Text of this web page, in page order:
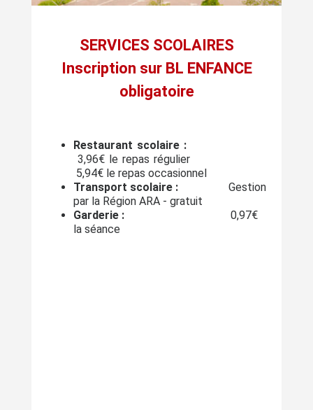
SERVICES SCOLAIRES
Inscription sur BL ENFANCE
obligatoire
Restaurant scolaire :
3,96€ le repas régulier
5,94€ le repas occasionnel
Transport scolaire : Gestion
par la Région ARA - gratuit
Garderie : 0,97€
la séance